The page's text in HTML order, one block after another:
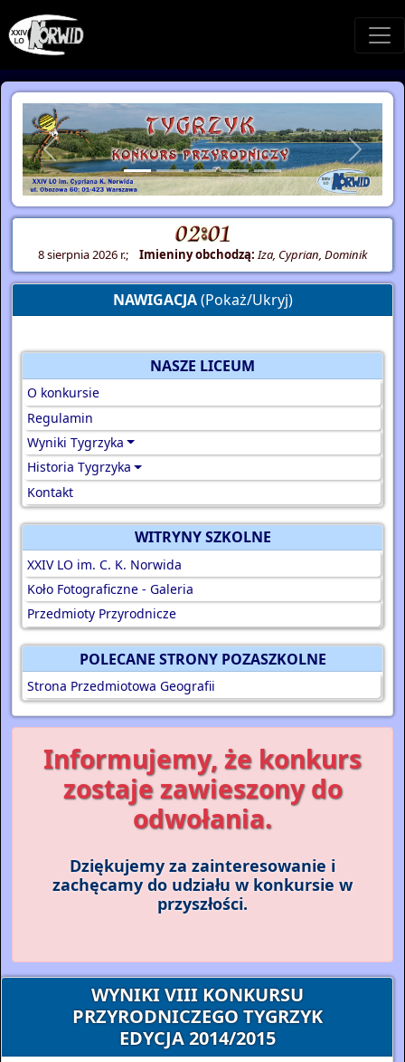
Poprzednie
8 sierpnia 2026 r.; Imieniny obchodzą:Iza, Cyprian, Dominik
NAWIGACJA(Pokaż/Ukryj)
NASZE LICEUM
O konkursie
Regulamin
Wyniki Tygrzyka
Historia Tygrzyka
Kontakt
WITRYNY SZKOLNE
XXIV LO im. C. K. Norwida
Koło Fotograficzne - Galeria
Przedmioty Przyrodnicze
POLECANE STRONY POZASZKOLNE
Strona Przedmiotowa Geografii
Informujemy, że konkurs
zostaje zawieszony do
odwołania.
Dziękujemy za zainteresowanie i
zachęcamy do udziału w konkursie w
przyszłości.
WYNIKI VIII KONKURSU
PRZYRODNICZEGO TYGRZYK
EDYCJA 2014/2015